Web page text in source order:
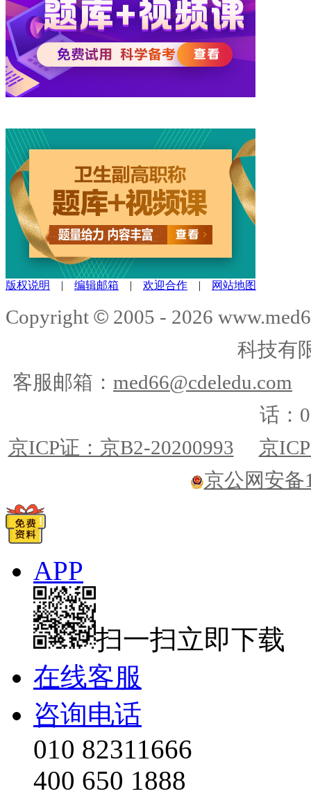
版权说明 | 编辑邮箱 | 欢迎合作 | 网站地图
Copyright © 2005 - 2026
科技有
客服邮箱： med66@cdeledu.com
话：
京ICP证：京B2-20200993
京
京公网安备
APP
扫一扫立即下载
在线客服
咨询电话
010 82311666
400 650 1888